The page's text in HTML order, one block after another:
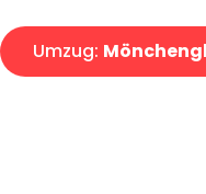
Umzug: